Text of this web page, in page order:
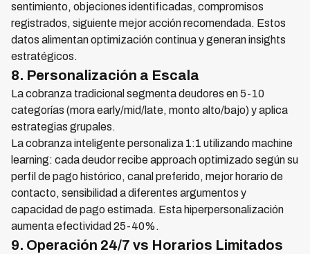
sentimiento, objeciones identificadas, compromisos
registrados, siguiente mejor acción recomendada. Estos
datos alimentan optimización continua y generan insights
estratégicos.
8. Personalización a Escala
La cobranza tradicional segmenta deudores en 5-10
categorías (mora early/mid/late, monto alto/bajo) y aplica
estrategias grupales.
La cobranza inteligente personaliza 1:1 utilizando machine
learning: cada deudor recibe approach optimizado según su
perfil de pago histórico, canal preferido, mejor horario de
contacto, sensibilidad a diferentes argumentos y
capacidad de pago estimada. Esta hiperpersonalización
aumenta efectividad 25-40%.
9. Operación 24/7 vs Horarios Limitados